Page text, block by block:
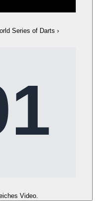
Series of Darts ›
Video.